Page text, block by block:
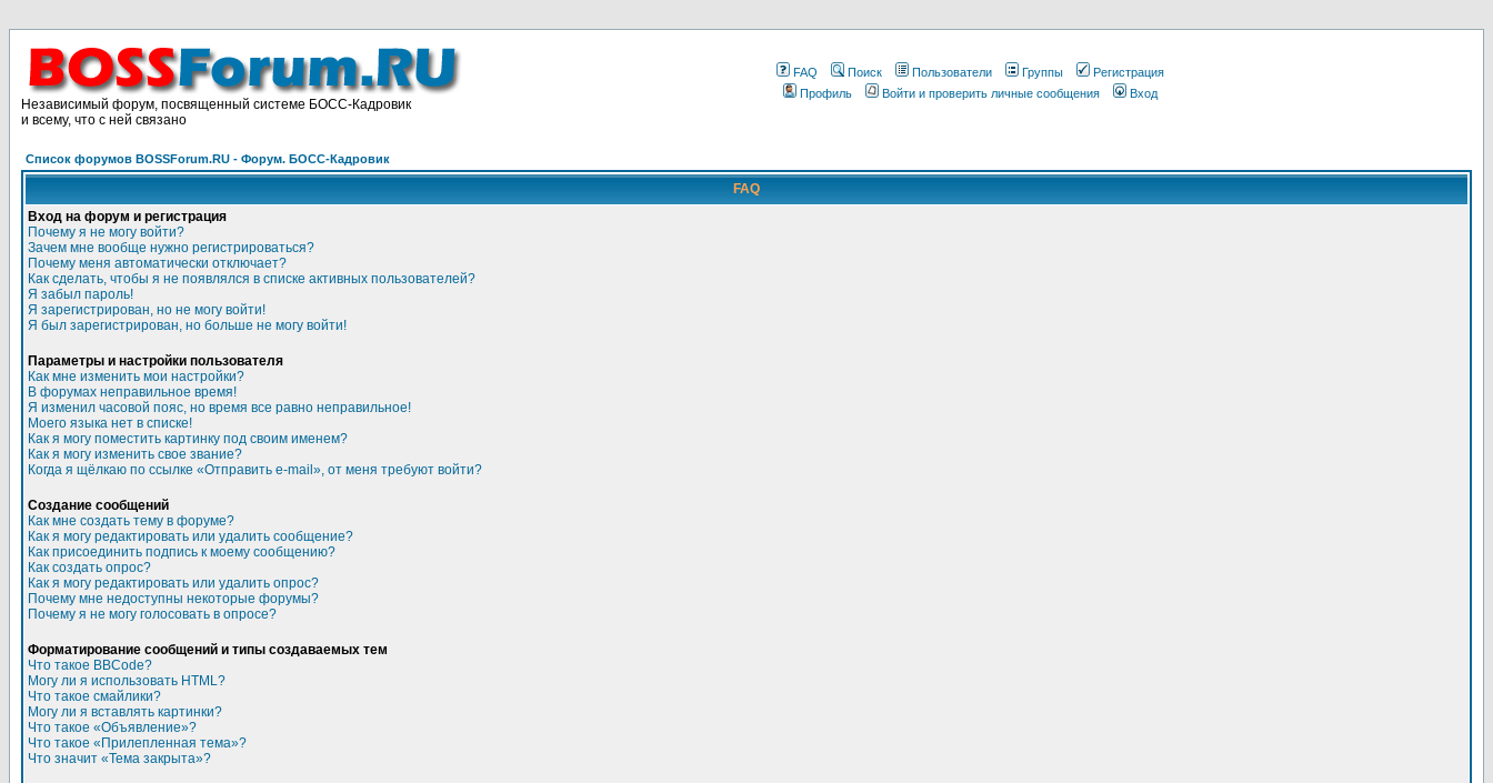
Независимый форум, посвященный системе БОСС-Кадровик
и всему, что с ней связано
FAQ Поиск Пользователи Группы
Регистрация
Профиль
Войти и проверить личные сообщения Вход
Список форумов BOSSForum.RU - Форум. БОСС-Кадровик
FAQ
Вход на форум и регистрация
Почему я не могу войти?
Зачем мне вообще нужно регистрироваться?
Почему меня автоматически отключает?
Как сделать, чтобы я не появлялся в списке активных пользователей?
Я забыл пароль!
Я зарегистрирован, но не могу войти!
Я был зарегистрирован, но больше не могу войти!
Параметры и настройки пользователя
Как мне изменить мои настройки?
В форумах неправильное время!
Я изменил часовой пояс, но время все равно неправильное!
Моего языка нет в списке!
Как я могу поместить картинку под своим именем?
Как я могу изменить свое звание?
Когда я щёлкаю по ссылке «Отправить e-mail», от меня требуют войти?
Создание сообщений
Как мне создать тему в форуме?
Как я могу редактировать или удалить сообщение?
Как присоединить подпись к моему сообщению?
Как создать опрос?
Как я могу редактировать или удалить опрос?
Почему мне недоступны некоторые форумы?
Почему я не могу голосовать в опросе?
Форматирование сообщений и типы создаваемых тем
Что такое BBCode?
Могу ли я использовать HTML?
Что такое смайлики?
Могу ли я вставлять картинки?
Что такое «Объявление»?
Что такое «Прилепленная тема»?
Что значит «Тема закрыта»?